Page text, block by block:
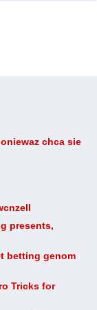
chca sie
presents,
betting genom
Tricks for